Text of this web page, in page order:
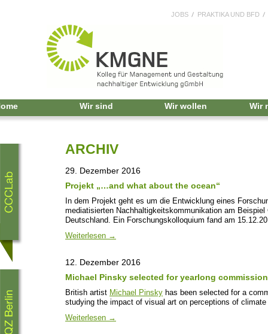
JOBS PRAKTIKA UND BFD
Wir sind Wir wollen Wir
ARCHIV
29. Dezember 2016
Projekt „…and what about the ocean“
In dem Projekt geht es um die Entwicklung eines
mediatisierten Nachhaltigkeitskommunikation am
Deutschland. Ein Forschungskolloquium fand am
Weiterlesen →
12. Dezember 2016
Michael Pinsky selected for yearlong
British artist Michael Pinsky has been selected for a
studying the impact of visual art on perceptions of climate
Weiterlesen →